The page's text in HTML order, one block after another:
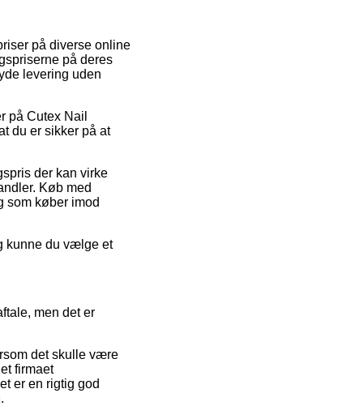
på diverse online
på deres
levering uden
på Cutex Nail
du er sikker på at
der kan virke
Køb med
som køber imod
kunne du vælge et
men det er
det skulle være
firmaet
er en rigtig god